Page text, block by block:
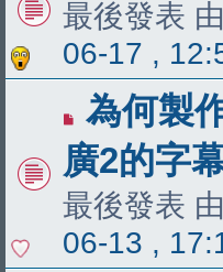
最後發表 由
06-17 ,
為何製
廣2的字
最後發表 由
06-13 ,